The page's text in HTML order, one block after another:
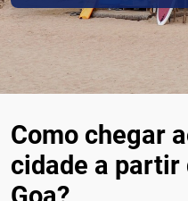
Como chegar
cidade a partir